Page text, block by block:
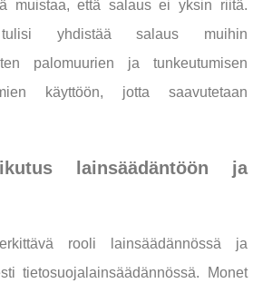
muistaa, että salaus ei yksin riitä.
tulisi yhdistää salaus muihin
palomuurien ja tunkeutumisen
käyttöön, jotta saavutetaan
lainsäädäntöön ja
rooli lainsäädännössä ja
tietosuojalainsäädännössä. Monet